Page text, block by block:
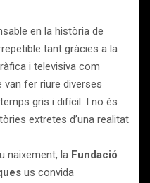
en la història de
tant gràcies a la
i televisiva com
van fer riure diverses
gris i difícil. I no és
extretes d’una realitat
naixement, la Fundació
us convida